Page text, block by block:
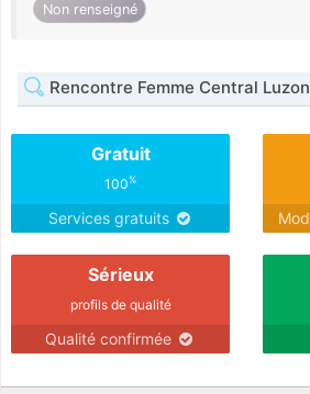
Non renseigné
Rencontre Femme Central Luzon
Gratuit
100%
Services gratuits
Sérieux
profils de qualité
Qualité confirmée